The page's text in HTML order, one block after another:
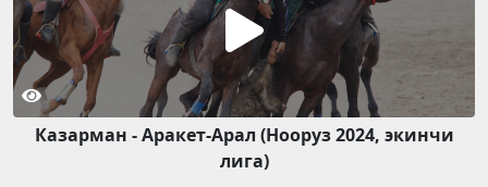
Казарман - Аракет-Арал (Нооруз 2024, экинчи
лига)